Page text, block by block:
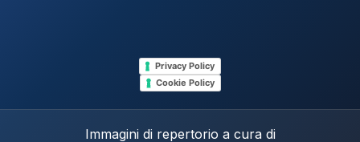
Privacy Policy
Cookie Policy
Immagini di repertorio a cura di